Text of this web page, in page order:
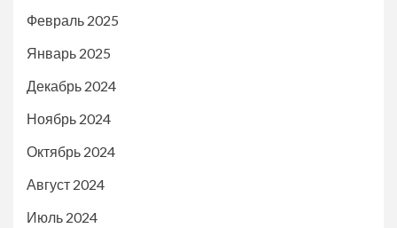
Февраль 2025
Январь 2025
Декабрь 2024
Ноябрь 2024
Октябрь 2024
Август 2024
Июль 2024